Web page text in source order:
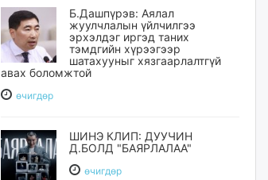
Б.Дашпүрэв: Аялал
жуулчлалын үйлчилгээ
эрхэлдэг иргэд таних
тэмдгийн хүрээгээр
шатахууныг хязгаарлалтгүй
авах боломжтой
өчигдѳр
ШИНЭ КЛИП: ДУУЧИН
Д.БОЛД "БАЯРЛАЛАА"
өчигдѳр